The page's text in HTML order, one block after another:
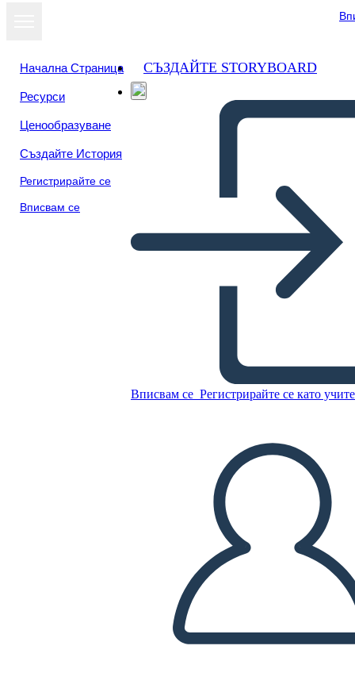
Начална Страница
Ресурси
Ценообразуване
Създайте История
Регистрирайте се
Вписвам се
СЪЗДАЙТЕ STORYBOARD
Вписвам се Регистрирайте се като
Копирайте този Storyboard
ПУСКАНЕ НА СЛАЙДШОУ
ЧЕТИ МИ